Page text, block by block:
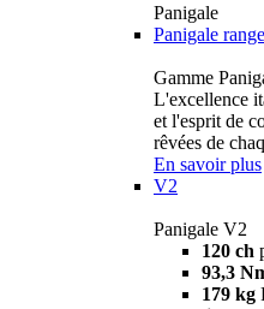
Panigale
Panigale range
Gamme
L'excellence
et l'esprit de
rêvées de
En savoir plus
V2
Panigale V2
120 ch
93,3
179 kg